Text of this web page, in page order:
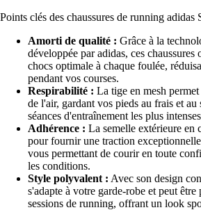
Points clés des chaussures de running adidas
Amorti de qualité : Grâce à la
développée par adidas, ces
chocs optimale à chaque foulée,
pendant vos courses.
Respirabilité : La tige en mesh
de l'air, gardant vos pieds au frais et au
séances d'entraînement les plus
Adhérence : La semelle extérieure en
pour fournir une traction
vous permettant de courir en toute
les conditions.
Style polyvalent : Avec son design
s'adapte à votre garde-robe et peut être
sessions de running, offrant un look